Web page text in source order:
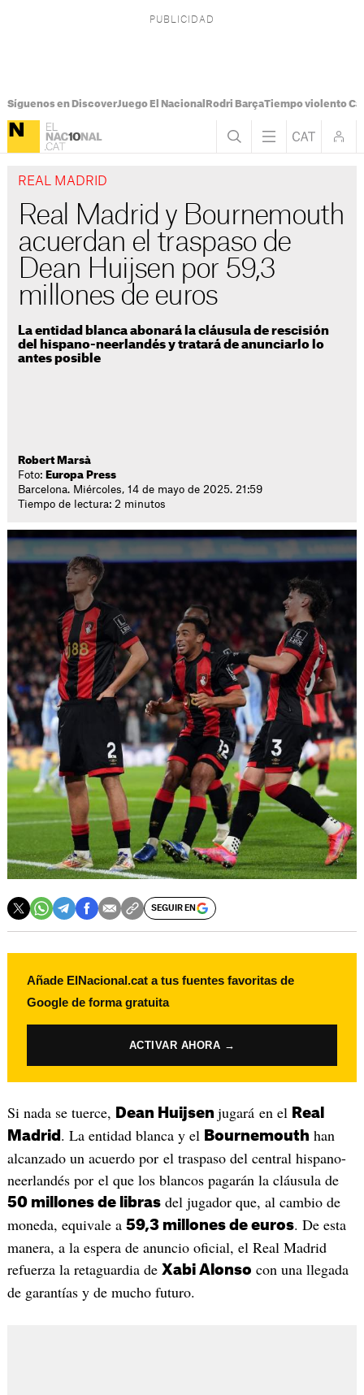
Síguenos en DiscoverJuego El Nacional Rodri BarçaTiempo violento
REAL MADRID
Real Madrid y Bournemouth
acuerdan el traspaso de
Dean Huijsen por 59,3
millones de euros
La entidad blanca abonará la cláusula de rescisión
del hispano-neerlandés y tratará de anunciarlo lo
antes posible
Robert Marsà
Foto: Europa Press
Barcelona. Miércoles, 14 de mayo de 2025. 21:59
Tiempo de lectura: 2 minutos
SEGUIR EN
Añade ElNacional.cat a tus fuentes favoritas de
Google de forma gratuita
ACTIVAR AHORA →
Si nada se tuerce, Dean Huijsen jugará en el Real
Madrid . La entidad blanca y el Bournemouth han
alcanzado un acuerdo por el traspaso del central hispano-
neerlandés por el que los blancos pagarán la cláusula de
50 millones de librasdel jugador que, al cambio de
moneda, equivale a 59,3 millones de euros. De esta
manera, a la espera de anuncio oficial, el Real Madrid
refuerza la retaguardia de Xabi Alonso con una llegada
de garantías y de mucho futuro.